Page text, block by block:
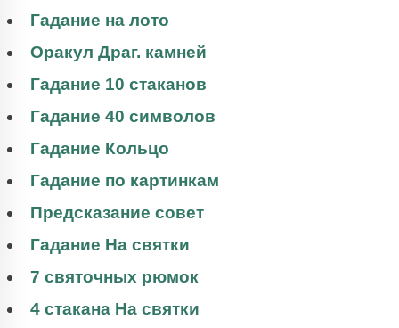
Гадание на лото
Оракул Драг. камней
Гадание 10 стаканов
Гадание 40 символов
Гадание Кольцо
Гадание по картинкам
Предсказание совет
Гадание На святки
7 святочных рюмок
4 стакана На святки